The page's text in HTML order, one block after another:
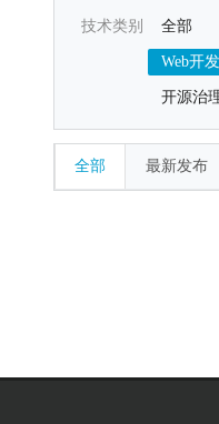
技术类别 全部
Web开发
开源治
全部 最新发布